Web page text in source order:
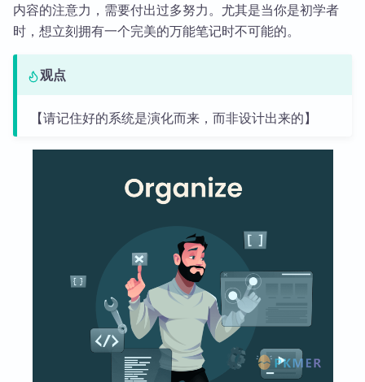
内容的注意力，需要付出过多努力。尤其是当你是初学者
时，想立刻拥有一个完美的万能笔记时不可能的。
观点
【请记住好的系统是演化而来，而非设计出来的】